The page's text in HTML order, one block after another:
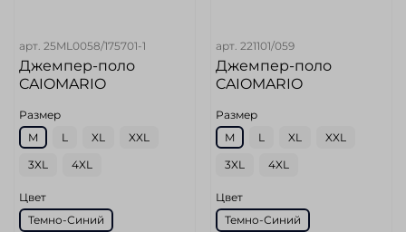
арт. 25ML0058/175701-1
Джемпер-поло
CAIOMARIO
Размер
M
L XL XXL
3XL 4XL
Цвет
Темно-Синий
арт. 221101/059
Джемпер-поло
CAIOMARIO
Размер
M
L XL XXL
3XL 4XL
Цвет
Темно-Синий